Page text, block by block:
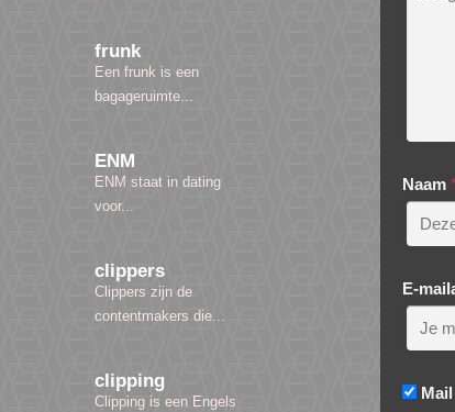
frunk
Een frunk is een
bagageruimte...
ENM
ENM staat in dating
voor...
clippers
Clippers zijn de
contentmakers die...
clipping
Clipping is een Engels
Naam
E-